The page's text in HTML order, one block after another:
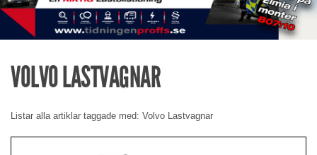
VOLVO LASTVAGNAR
Listar alla artiklar taggade med: Volvo Lastvagnar